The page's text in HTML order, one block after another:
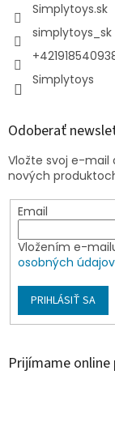
Simplytoys.sk
simplytoys_sk
Simplytoys
Odoberať
Vložte svoj e-
nových
Email
Vložením e-
osobných údajov
PRIHLÁSIŤ SA
Prijímame online